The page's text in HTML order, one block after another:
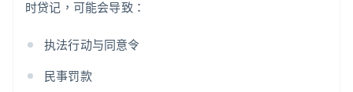
时贷记，可能会导致：
执法行动与同意令
民事罚款